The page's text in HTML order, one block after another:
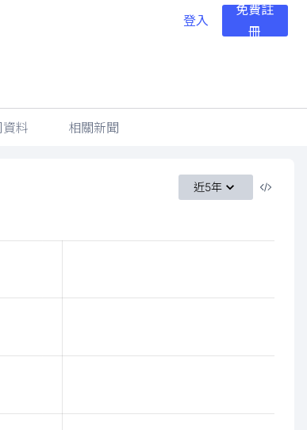
登入
免費註
冊
資料 相關新聞
近5年